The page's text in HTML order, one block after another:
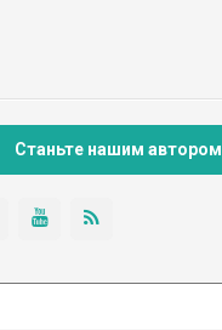
Станьте нашим автором